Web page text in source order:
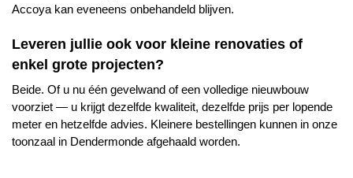
Accoya kan eveneens onbehandeld blijven.
Leveren jullie ook voor kleine renovaties of
enkel grote projecten?
Beide. Of u nu één gevelwand of een volledige nieuwbouw
voorziet — u krijgt dezelfde kwaliteit, dezelfde prijs per lopende
meter en hetzelfde advies. Kleinere bestellingen kunnen in onze
toonzaal in Dendermonde afgehaald worden.